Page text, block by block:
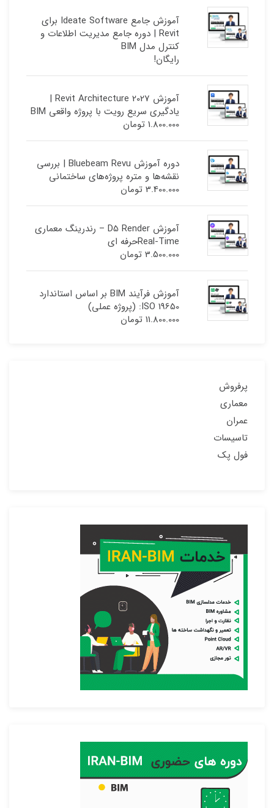
آموزش جامع Ideate Software برای
Revit | دوره جامع مدیریت اطلاعات و
کنترل مدل BIM
رایگان!
آموزش Revit Architecture 2027 |
یادگیری سریع رویت با پروژه واقعی BIM
1.800.000 تومان
دوره آموزش Bluebeam Revu | بررسی
نقشه‌ها و متره پروژه‌های ساختمانی
3.400.000 تومان
آموزش D5 Render – رندرینگ معماری
Real-Timeحرفه ای
3.500.000 تومان
آموزش فرآیند BIM بر اساس استاندارد
ISO 19650: (پروژه عملی)
11.800.000 تومان
پرفروش
معماری
عمران
تاسیسات
فول پک